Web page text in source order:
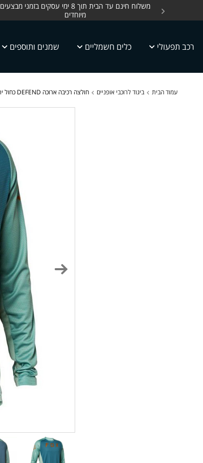
משלוח חינם עד הבית תוך 8 ימי עסקים בזמני מבצעים
מיוחדים
רכב תפעולי כלים חשמליים שמנים ותוספים
עמוד הבית ביגוד לרוכבי אופניים חולצה רכיבה ארוכה DEFEND כחול ירוק